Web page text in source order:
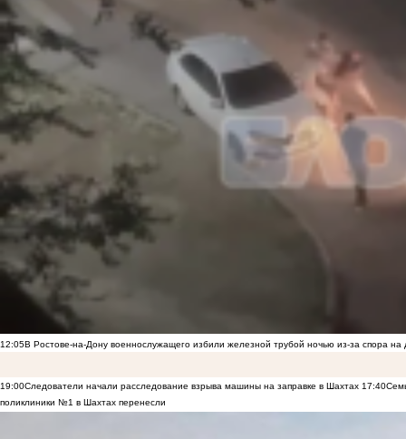
12:05В Ростове-на-Дону военнослужащего избили железной трубой ночью из-за спора на
19:00Следователи начали расследование взрыва машины на заправке в Шахтах 17:40
поликлиники №1 в Шахтах перенесли